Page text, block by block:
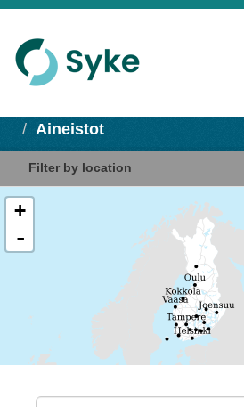
Aineistot
Filter by location
+
-